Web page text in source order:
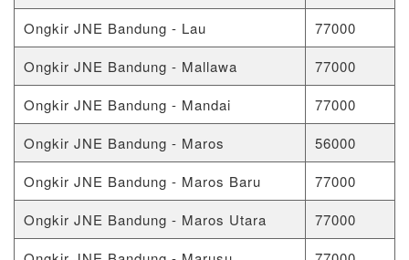
Ongkir JNE Bandung - Lau
77000
Ongkir JNE Bandung - Mallawa
77000
Ongkir JNE Bandung - Mandai
77000
Ongkir JNE Bandung - Maros
56000
Ongkir JNE Bandung - Maros Baru
77000
Ongkir JNE Bandung - Maros Utara
77000